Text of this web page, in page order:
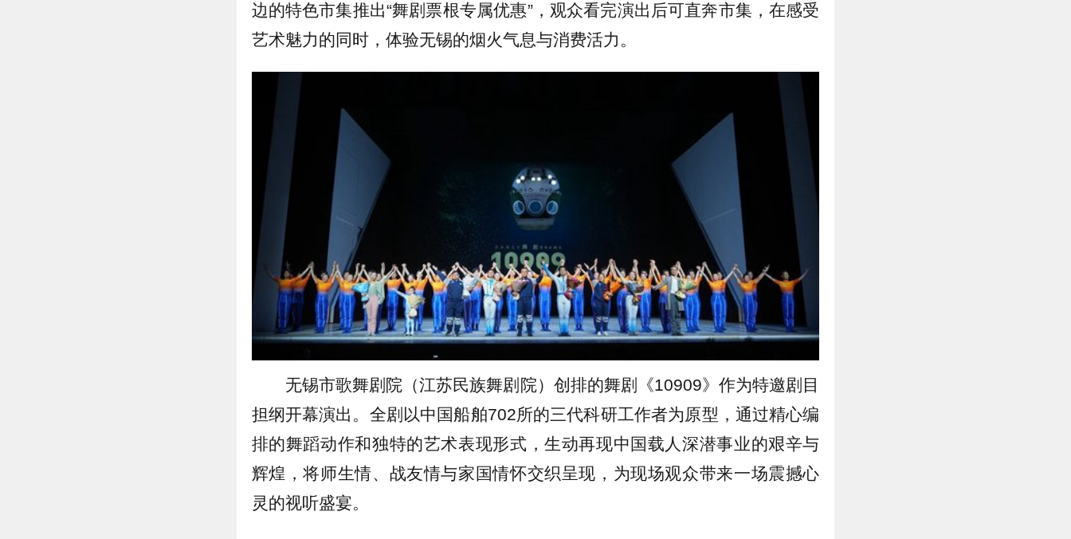
边的特色市集推出“舞剧票根专属优惠”，观众看完演出后可直奔市集，在感受
艺术魅力的同时，体验无锡的烟火气息与消费活力。
无锡市歌舞剧院（江苏民族舞剧院）创排的舞剧《10909》作为特邀剧目
担纲开幕演出。全剧以中国船舶702所的三代科研工作者为原型，通过精心编
排的舞蹈动作和独特的艺术表现形式，生动再现中国载人深潜事业的艰辛与
辉煌，将师生情、战友情与家国情怀交织呈现，为现场观众带来一场震撼心
灵的视听盛宴。